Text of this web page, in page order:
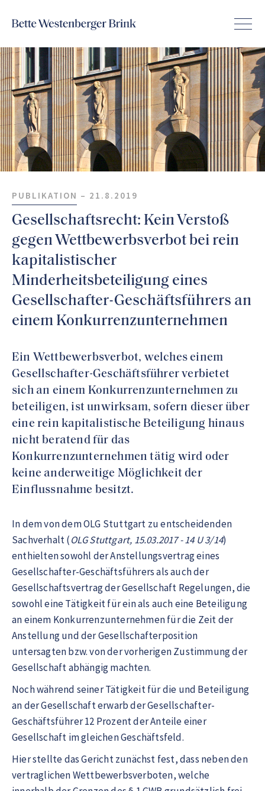
PUBLIKATION – 21.8.2019
Gesellschaftsrecht: Kein Verstoß
gegen Wettbewerbsverbot bei rein
kapitalistischer
Minderheitsbeteiligung eines
Gesellschafter-Geschäftsführers an
einem Konkurrenzunternehmen
Ein Wettbewerbsverbot, welches einem
Gesellschafter-Geschäftsführer verbietet
sich an einem Konkurrenzunternehmen zu
beteiligen, ist unwirksam, sofern dieser über
eine rein kapitalistische Beteiligung hinaus
nicht beratend für das
Konkurrenzunternehmen tätig wird oder
keine anderweitige Möglichkeit der
Einflussnahme besitzt.
In dem von dem OLG Stuttgart zu entscheidenden
Sachverhalt (OLG Stuttgart, 15.03.2017 - 14 U 3/14)
enthielten sowohl der Anstellungsvertrag eines
Gesellschafter-Geschäftsführers als auch der
Gesellschaftsvertrag der Gesellschaft Regelungen, die
sowohl eine Tätigkeit für ein als auch eine Beteiligung
an einem Konkurrenzunternehmen für die Zeit der
Anstellung und der Gesellschafterposition
untersagten bzw. von der vorherigen Zustimmung der
Gesellschaft abhängig machten.
Noch während seiner Tätigkeit für die und Beteiligung
an der Gesellschaft erwarb der Gesellschafter-
Geschäftsführer 12 Prozent der Anteile einer
Gesellschaft im gleichen Geschäftsfeld.
Hier stellte das Gericht zunächst fest, dass neben den
vertraglichen Wettbewerbsverboten, welche